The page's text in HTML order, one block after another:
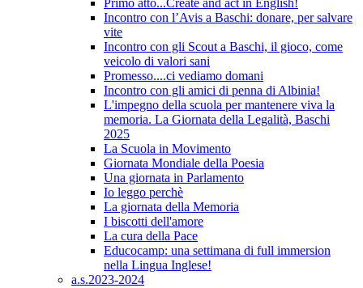
Primo atto...Create and act in English!
Incontro con l’Avis a Baschi: donare, per salvare
vite
Incontro con gli Scout a Baschi, il gioco, come
veicolo di valori sani
Promesso....ci vediamo domani
Incontro con gli amici di penna di Albinia!
L'impegno della scuola per mantenere viva la
memoria. La Giornata della Legalità, Baschi
2025
La Scuola in Movimento
Giornata Mondiale della Poesia
Una giornata in Parlamento
Io leggo perchè
La giornata della Memoria
I biscotti dell'amore
La cura della Pace
Educocamp: una settimana di full immersion
nella Lingua Inglese!
a.s.2023-2024